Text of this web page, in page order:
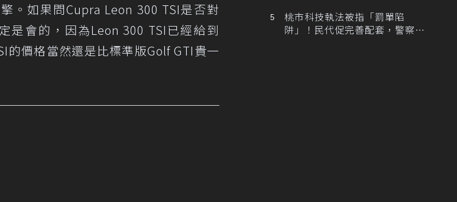
。如果問Cupra Leon 300 TSI是否對
是會的，因為Leon 300 TSI已經給到
的價格當然還是比標準版Golf GTI貴一
桃市科技執法被指「罰單陷
阱」！民代促完善配套，警察局